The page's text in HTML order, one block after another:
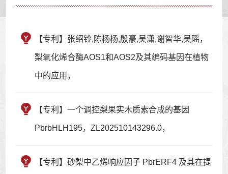
【专利】张绍铃,陈杨杨,殷豪,吴潇,谢智华,吴瑶，
梨氧化烯合酶AOS1和AOS2及其编码基因在植物
中的应用，
【专利】一个调控梨果实木质素合成的基因
PbrbHLH195，ZL202510143296.0，
【专利】砂梨中乙烯响应因子 PbrERF4 及其在提